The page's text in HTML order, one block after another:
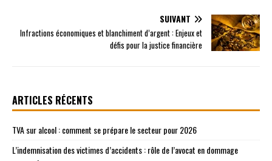
SUIVANT
Infractions économiques et blanchiment d’argent : Enjeux et
défis pour la justice financière
ARTICLES RÉCENTS
TVA sur alcool : comment se prépare le secteur pour 2026
L’indemnisation des victimes d’accidents : rôle de l’avocat en dommage